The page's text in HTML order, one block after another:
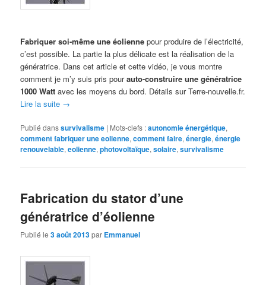
Fabriquer soi-même une éolienne pour produire de l’électricité,
c’est possible. La partie la plus délicate est la réalisation de la
génératrice. Dans cet article et cette vidéo, je vous montre
comment je m’y suis pris pourauto-construire une génératrice
1000 Watt avec les moyens du bord. Détails sur Terre-nouvelle.fr.
Lire la suite →
Publié danssurvivalisme | Mots-clefs :autonomie énergétique,
comment fabriquer une eolienne,comment faire,énergie,énergie
renouvelable,eolienne,photovoltaïque,solaire,survivalisme
Fabrication du stator d’une
génératrice d’éolienne
Publié le3 août 2013par Emmanuel